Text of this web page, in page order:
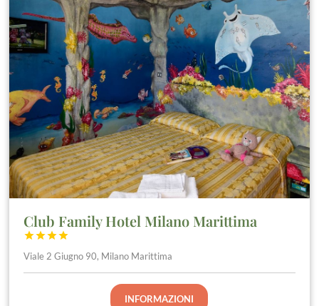
Club Family Hotel Milano Marittima




Viale 2 Giugno 90, Milano Marittima
INFORMAZIONI